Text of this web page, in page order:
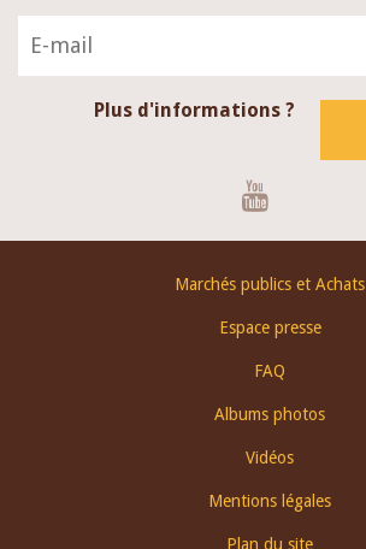
Plus d'informations ?
Marchés publics et Achats
Espace presse
FAQ
Albums photos
Vidéos
Mentions légales
Plan du site